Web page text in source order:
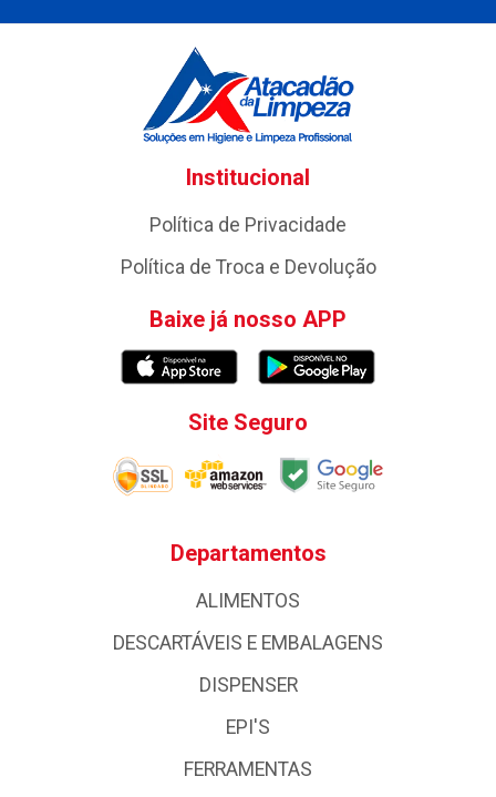
Institucional
Política de Privacidade
Política de Troca e Devolução
Baixe já nosso APP
Site Seguro
Departamentos
ALIMENTOS
DESCARTÁVEIS E EMBALAGENS
DISPENSER
EPI'S
FERRAMENTAS